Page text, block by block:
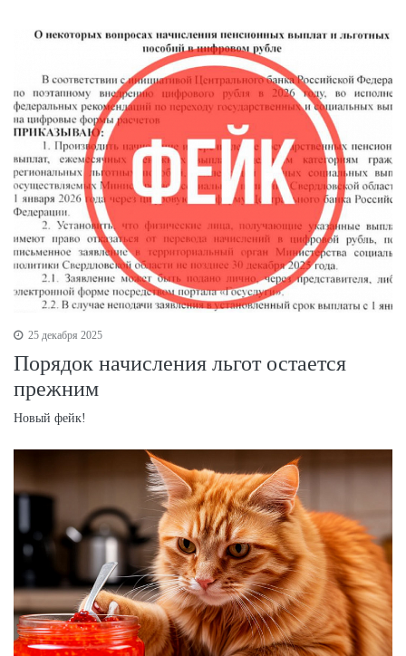
25 декабря 2025
Порядок начисления льгот остается
прежним
Новый фейк!